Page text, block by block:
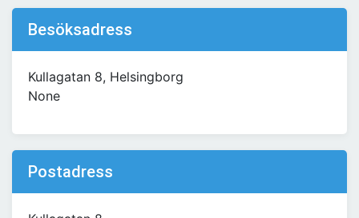
Besöksadress
Kullagatan 8, Helsingborg
None
Postadress